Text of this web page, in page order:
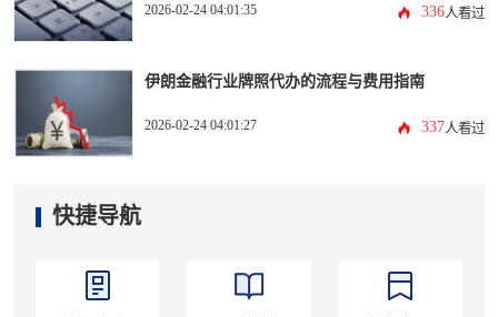
2026-02-24 04:01:35 336人看过
伊朗金融行业牌照代办的流程与费用指南
2026-02-24 04:01:27 337人看过
快捷导航